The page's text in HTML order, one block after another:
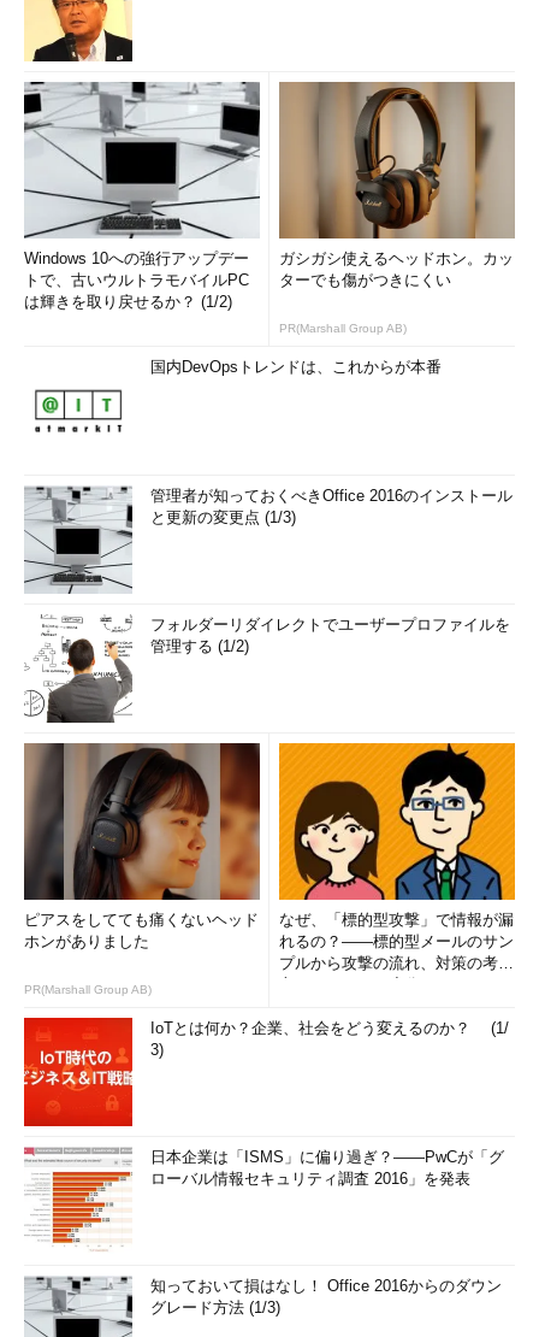
Windows 10への強行アップデー
トで、古いウルトラモバイルPC
は輝きを取り戻せるか？ (1/2)
ガシガシ使えるヘッドホン。カッ
ターでも傷がつきにくい
PR(Marshall Group AB)
国内DevOpsトレンドは、これからが本番
管理者が知っておくべきOffice 2016のインストール
と更新の変更点 (1/3)
フォルダーリダイレクトでユーザープロファイルを
管理する (1/2)
ピアスをしてても痛くないヘッド
ホンがありました
PR(Marshall Group AB)
なぜ、「標的型攻撃」で情報が漏
れるの？――標的型メールのサン
プルから攻撃の流れ、対策の考え
IoTとは何か？企業、社会をどう変えるのか？ (1/
3)
日本企業は「ISMS」に偏り過ぎ？――PwCが「グ
ローバル情報セキュリティ調査 2016」を発表
知っておいて損はなし！ Office 2016からのダウン
グレード方法 (1/3)